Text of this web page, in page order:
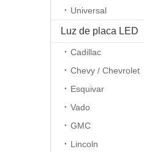
Universal
Luz de placa LED
Cadillac
Chevy / Chevrolet
Esquivar
Vado
GMC
Lincoln